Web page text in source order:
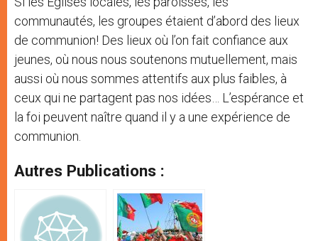
communautés, les groupes étaient d’abord des lieux
de communion! Des lieux où l’on fait confiance aux
jeunes, où nous nous soutenons mutuellement, mais
aussi où nous sommes attentifs aux plus faibles, à
ceux qui ne partagent pas nos idées… L’espérance et
la foi peuvent naître quand il y a une expérience de
communion.
Autres Publications :